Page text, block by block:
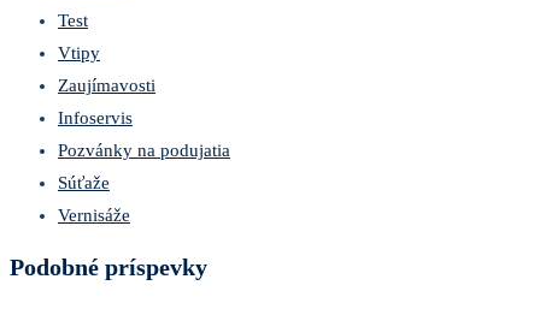
Test
Vtipy
Zaujímavosti
Infoservis
Pozvánky na podujatia
Súťaže
Vernisáže
Podobné príspevky